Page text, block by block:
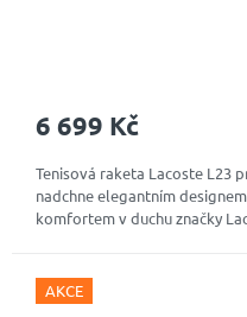
je
z
5
hvězdiček.
6 699 Kč
Tenisová raketa Lacoste L23
nadchne elegantním
komfortem v duchu značky
AKCE